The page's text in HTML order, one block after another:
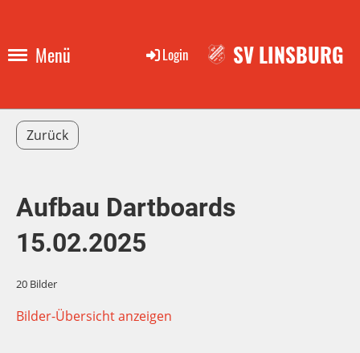
Menü Login SV LINSBURG
Zurück
Aufbau Dartboards
15.02.2025
20 Bilder
Bilder-Übersicht anzeigen